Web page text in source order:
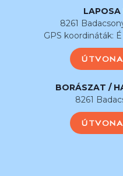
LAPOSA
8261
GPS koordináták: É
BORÁSZAT /
8261